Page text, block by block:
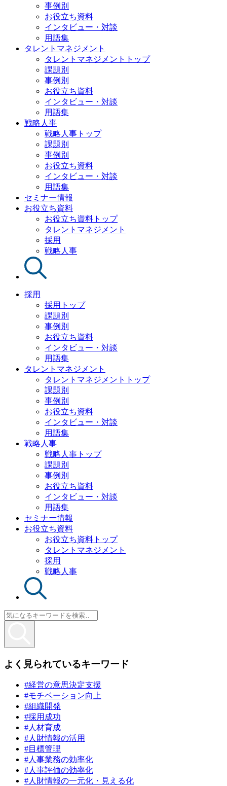
事例別
お役立ち資料
インタビュー・対談
用語集
タレントマネジメント
タレントマネジメントトップ
課題別
事例別
お役立ち資料
インタビュー・対談
用語集
戦略人事
戦略人事トップ
課題別
事例別
お役立ち資料
インタビュー・対談
用語集
セミナー情報
お役立ち資料
お役立ち資料トップ
タレントマネジメント
採用
戦略人事
採用
採用トップ
課題別
事例別
お役立ち資料
インタビュー・対談
用語集
タレントマネジメント
タレントマネジメントトップ
課題別
事例別
お役立ち資料
インタビュー・対談
用語集
戦略人事
戦略人事トップ
課題別
事例別
お役立ち資料
インタビュー・対談
用語集
セミナー情報
お役立ち資料
お役立ち資料トップ
タレントマネジメント
採用
戦略人事
よく見られているキーワード
#経営の意思決定支援
#モチベーション向上
#組織開発
#採用成功
#人材育成
#人財情報の活用
#目標管理
#人事業務の効率化
#人事評価の効率化
#人財情報の一元化・見える化